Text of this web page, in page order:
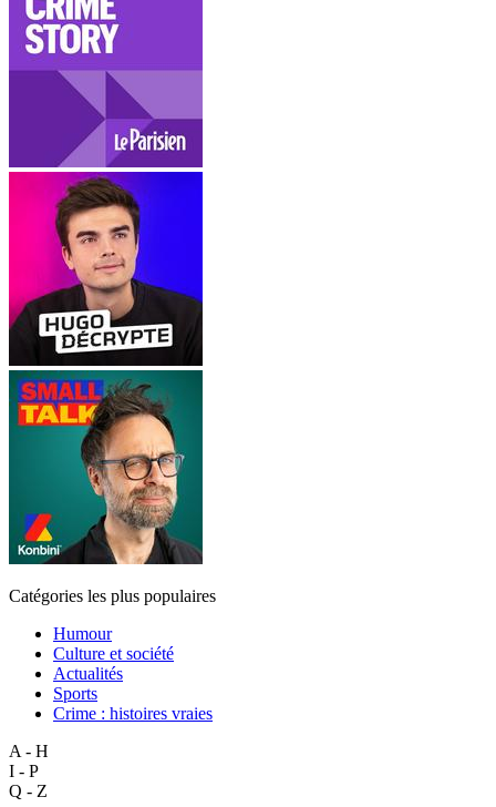
Catégories les plus populaires
Humour
Culture et société
Actualités
Sports
Crime : histoires vraies
A - H
I - P
Q - Z